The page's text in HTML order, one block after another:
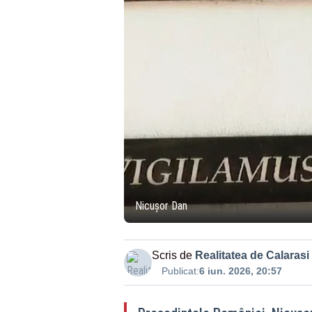
Nicușor Dan
Scris de Realitatea de Calarasi
Publicat:6 iun. 2026, 20:57